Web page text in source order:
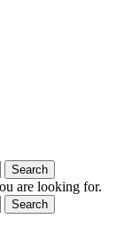
Search
are looking for.
Search